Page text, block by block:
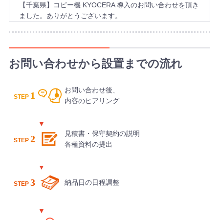
【千葉県】コピー機 KYOCERA 導入のお問い合わせを頂き
ました。ありがとうございます。
2026年8月7日 17:52
2026年8月7日 17:39
た。ありがとうございます。
【愛知県】複合機 TOSHIBA 導入のお問い合わせを頂きま
した。ありがとうございます。
2026年8月7日 16:23
した。ありがとうございます。
2026年8月7日 15:59
を頂きました。ありがとうございます。
お問い合わせから設置までの流れ
STEP 1
お問い合わせ後、
内容のヒアリング
STEP 2
見積書・保守契約の説明
各種資料の提出
STEP 3 納品日の日程調整